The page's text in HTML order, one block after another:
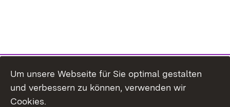
Um unsere Webseite für Sie optimal gestalten
und verbessern zu können, verwenden wir
Cookies.